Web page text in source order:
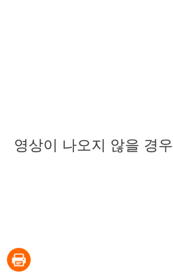
영상이 나오지 않을 경우